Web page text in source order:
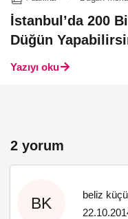
İstanbul’da 200
Düğün
Yazıyı oku
2 yorum
BK
beliz